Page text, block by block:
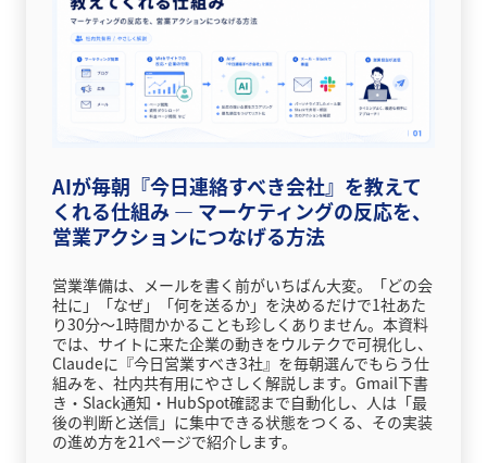
AIが毎朝『今日連絡すべき会社』を教えて
くれる仕組み ― マーケティングの反応を、
営業アクションにつなげる方法
営業準備は、メールを書く前がいちばん大変。「どの会
社に」「なぜ」「何を送るか」を決めるだけで1社あた
り30分〜1時間かかることも珍しくありません。本資料
では、サイトに来た企業の動きをウルテクで可視化し、
Claudeに『今日営業すべき3社』を毎朝選んでもらう仕
組みを、社内共有用にやさしく解説します。Gmail下書
き・Slack通知・HubSpot確認まで自動化し、人は「最
後の判断と送信」に集中できる状態をつくる、その実装
の進め方を21ページで紹介します。